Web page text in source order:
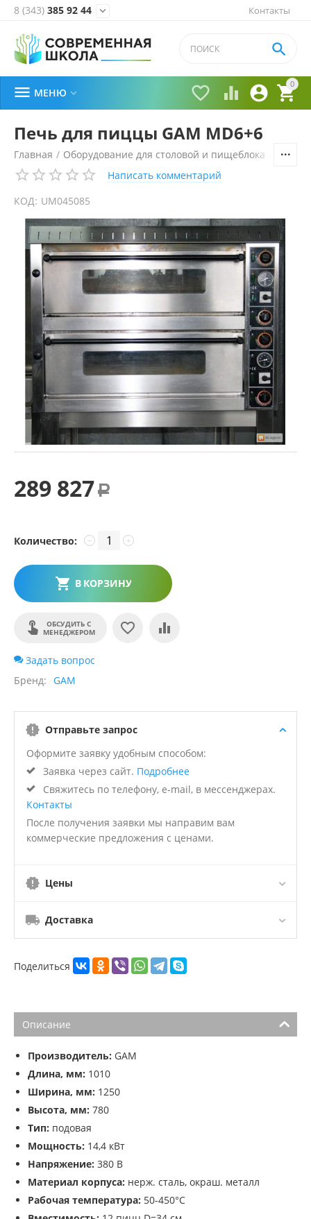
Контакты
8 (343) 385 92 44 
0


 

 МЕНЮ 
Печь для пиццы GAM MD6+6
Главная / Оборудование для столовой и пищеблока
Написать комментарий
КОД: UM045085
289 827 Р
Количество: +
−
В КОРЗИНУ
ОБСУДИТЬ С
МЕНЕДЖЕРОМ
Задать вопрос
Бренд
GAM
Отправьте запрос
Оформите заявку удобным способом:
Заявка через сайт. Подробнее
Свяжитесь по телефону, e-mail, в мессенджерах.
Контакты
После получения заявки мы направим вам
коммерческие предложения с ценами.
Цены
Доставка
Поделиться
Описание
Производитель: GAM
Длина, мм: 1010
Ширина, мм: 1250
Высота, мм: 780
Тип: подовая
Мощность: 14,4 кВт
Напряжение: 380 В
Материал корпуса: нерж. сталь, окраш. металл
Рабочая температура: 50-450°C